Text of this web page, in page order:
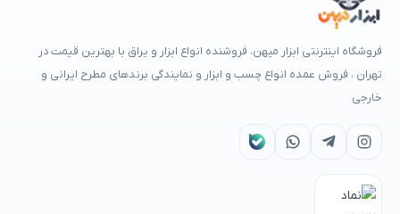
فروشگاه اینترنتی ابزار میهن، فروشنده انواع ابزار و یراق با بهترین قیمت در
تهران ، فروش عمده انواع چسب و ابزار و نمایندگی برندهای مطرح ایرانی و
خارجی